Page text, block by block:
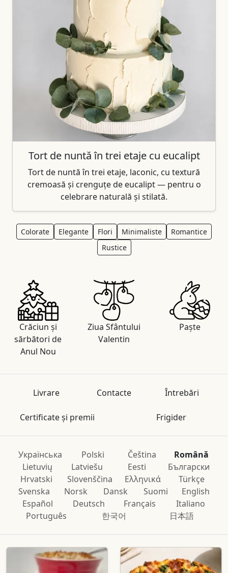
Tort de nuntă în trei etaje cu eucalipt
Tort de nuntă în trei etaje, laconic, cu textură
cremoasă și crenguțe de eucalipt — pentru o
celebrare naturală și stilată.
Colorate Elegante Flori Minimaliste
Romantice
Rustice
Crăciun și
sărbători de
Anul Nou
Ziua Sfântului
Valentin
Paște
Livrare Contacte Întrebări
Certificate și premii Frigider
Українська Polski Čeština
Română
Lietuvių
Latviešu Eesti
Български
Hrvatski
Slovenščina Ελληνικά
Türkçe
Svenska
Norsk Dansk Suomi
English
Español
Deutsch Français
Italiano
Português
한국어 日本語